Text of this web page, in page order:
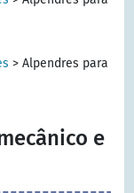
>Alpendres para
e